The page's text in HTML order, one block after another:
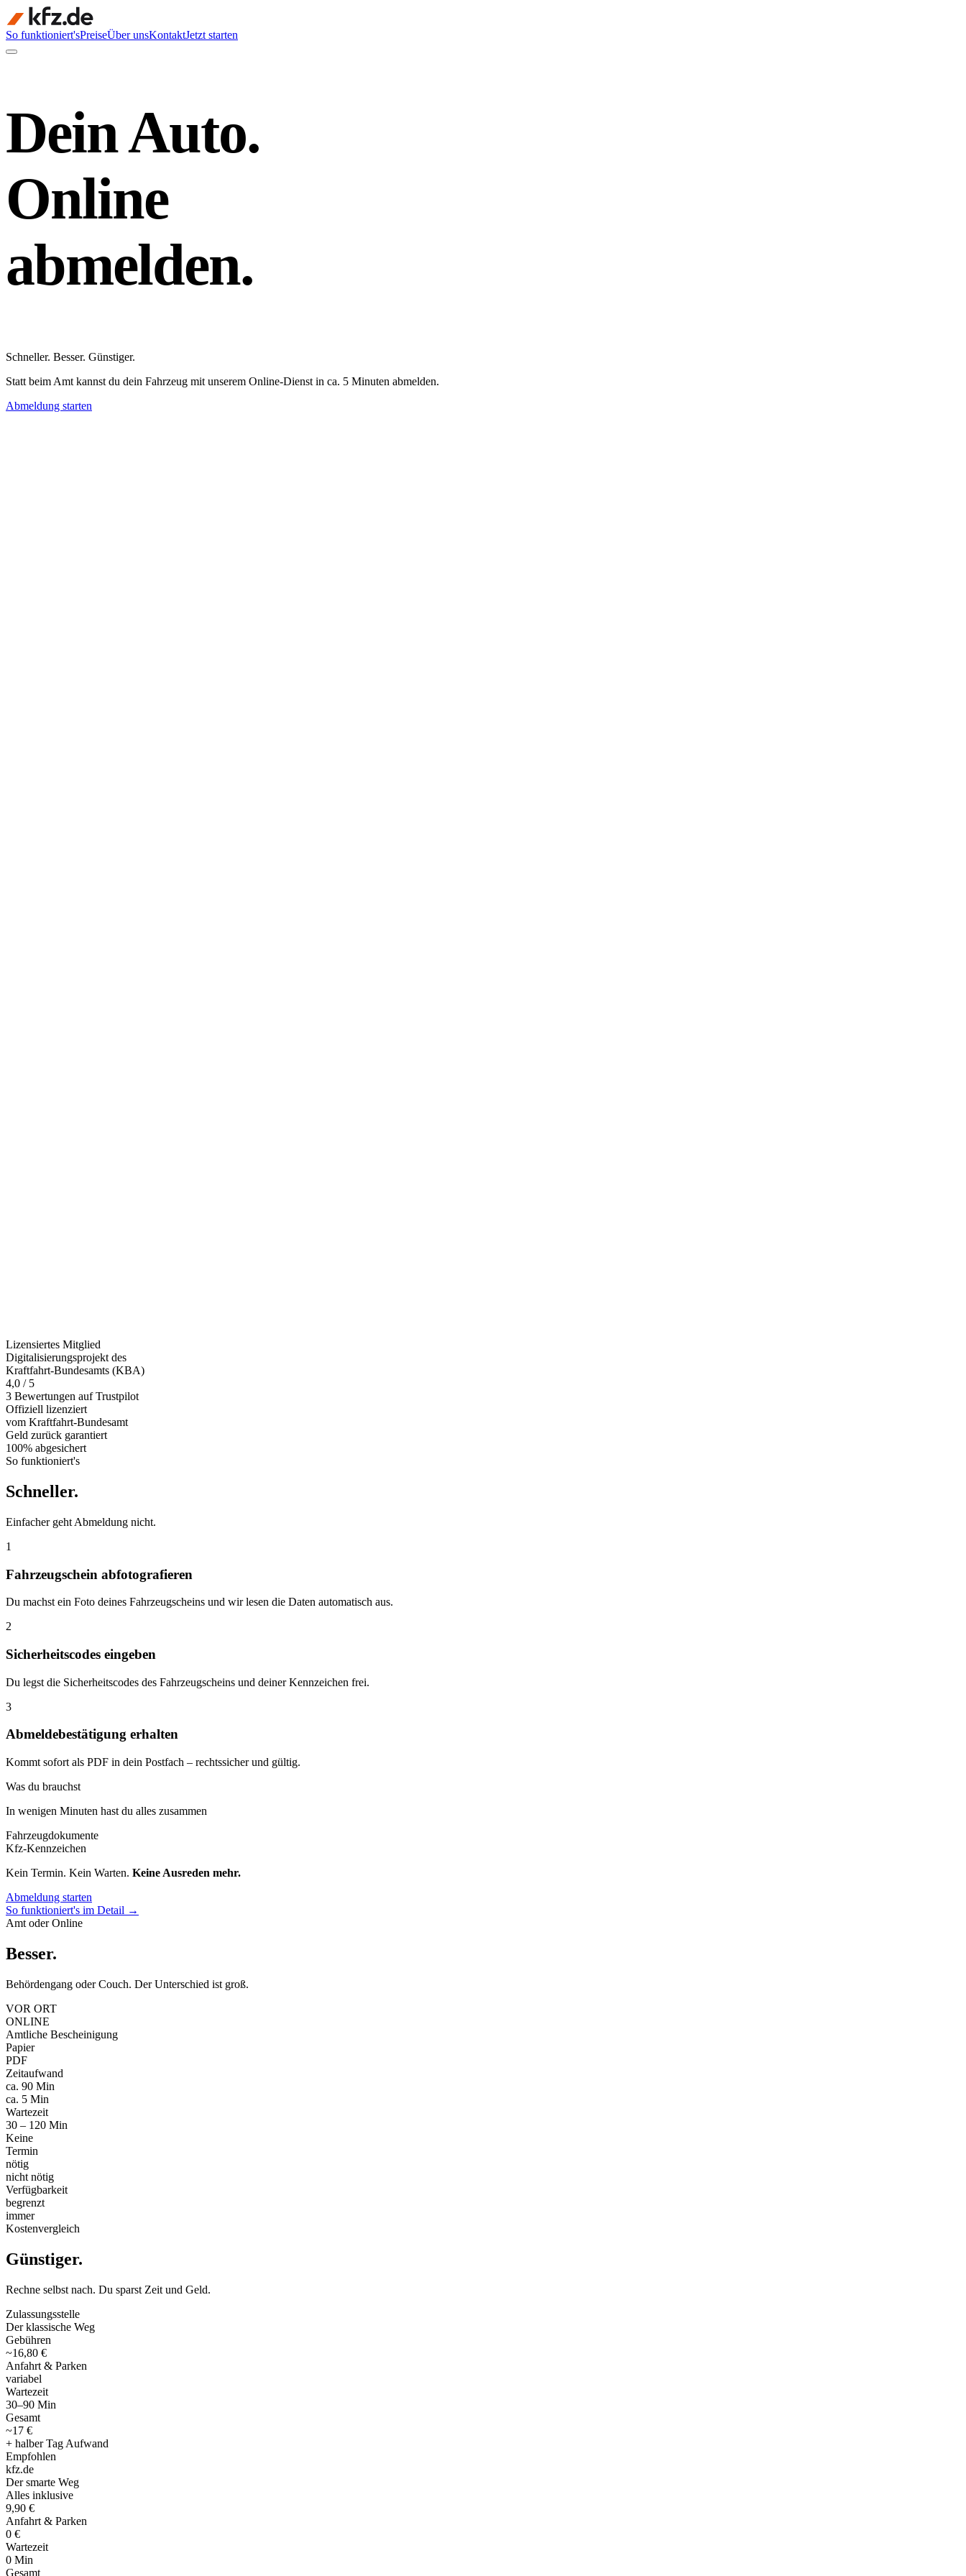
So funktioniert'sPreiseÜber unsKontaktJetzt starten
Dein Auto.
Online
abmelden.
Schneller. Besser. Günstiger.
Statt beim Amt kannst du dein Fahrzeug mit unserem Online-Dienst in ca. 5 Minuten abmelden.
Abmeldung starten
Lizensiertes Mitglied
Digitalisierungsprojekt des
Kraftfahrt-Bundesamts (KBA)
4,0 / 5
3 Bewertungen auf Trustpilot
Offiziell lizenziert
vom Kraftfahrt-Bundesamt
Geld zurück garantiert
100% abgesichert
So funktioniert's
Schneller.
Einfacher geht Abmeldung nicht.
1
Fahrzeugschein abfotografieren
Du machst ein Foto deines Fahrzeugscheins und wir lesen die Daten automatisch aus.
2
Sicherheitscodes eingeben
Du legst die Sicherheitscodes des Fahrzeugscheins und deiner Kennzeichen frei.
3
Abmeldebestätigung erhalten
Kommt sofort als PDF in dein Postfach – rechtssicher und gültig.
Was du brauchst
In wenigen Minuten hast du alles zusammen
Fahrzeugdokumente
Kfz-Kennzeichen
Kein Termin. Kein Warten. Keine Ausreden mehr.
Abmeldung starten
So funktioniert's im Detail →
Amt oder Online
Besser.
Behördengang oder Couch. Der Unterschied ist groß.
VOR ORT
ONLINE
Amtliche Bescheinigung
Papier
PDF
Zeitaufwand
ca. 90 Min
ca. 5 Min
Wartezeit
30 – 120 Min
Keine
Termin
nötig
nicht nötig
Verfügbarkeit
begrenzt
immer
Kostenvergleich
Günstiger.
Rechne selbst nach. Du sparst Zeit und Geld.
Zulassungsstelle
Der klassische Weg
Gebühren
~16,80 €
Anfahrt & Parken
variabel
Wartezeit
30–90 Min
Gesamt
~17 €
+ halber Tag Aufwand
Empfohlen
kfz.de
Der smarte Weg
Alles inklusive
9,90 €
Anfahrt & Parken
0 €
Wartezeit
0 Min
Gesamt